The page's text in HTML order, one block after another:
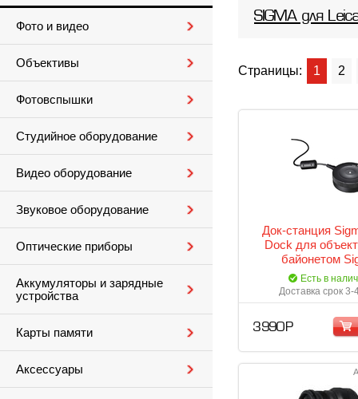
Фото и видео
Объективы
Фотовспышки
Студийное оборудование
Видео оборудование
Звуковое оборудование
Оптические приборы
Аккумуляторы и зарядные
устройства
Карты памяти
Аксессуары
SIGMA для
Страницы: 1 2
Док-станция
Dock для
байонетом
Есть в
Доставка срок 3-
3 990 Р